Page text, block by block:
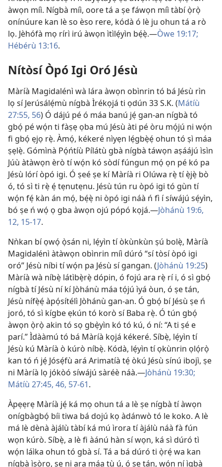
àwọn míì. Nígbà míì, oore tá a ṣe fáwọn míì tàbí ọ̀rọ̀
onínúure kan lè so èso rere, kódà ó lè ju ohun tá a rò
lọ. Jèhófà mọ rírì irú àwọn ìtìlẹ́yìn bẹ́ẹ̀.—Òwe 19:17;
Hébérù 13:16.
Nítòsí Òpó Igi Oró Jésù
Màríà Magidalénì wà lára àwọn obìnrin tó bá Jésù rìn
lọ sí Jerúsálẹ́mù nígbà Ìrékọjá ti ọdún 33 S.K. (Mátíù
27:55, 56) Ó dájú pé ó máa banú jẹ́ gan-an nígbà tó
gbọ́ pé wọ́n ti fàṣẹ ọba mú Jésù àti pé òru mọ́jú ni wọ́n
fi gbọ́ ẹjọ rẹ̀. Àmọ́, kékeré nìyẹn lẹ́gbẹ̀ẹ́ ohun tó ṣì máa
ṣẹlẹ̀. Gómìnà Pọ́ńtíù Pílátù gbà nígbà táwọn aṣáájú ìsìn
Júù àtàwọn èrò tí wọ́n kó sòdí fúngun mọ́ ọn pé kó pa
Jésù lórí òpó igi. Ó ṣeé ṣe kí Màríà ri Olúwa rẹ̀ tí ẹ̀jẹ̀ bò
ó, tó sì ti rẹ̀ ẹ́ tẹnutẹnu. Jésù tún ru òpó igi tó gùn tí
wọ́n fẹ́ kàn án mọ́, bẹ́ẹ̀ ni òpó igi náà ń fì í síwájú sẹ́yìn,
bó ṣe ń wọ́ ọ gba àwọn ojú pópó kọjá.—Jòhánù 19:6,
12, 15-17.
Nǹkan bí ọwọ́ ọ̀sán ni, lẹ́yìn tí òkùnkùn ṣú bolẹ̀, Màríà
Magidalénì àtàwọn obìnrin míì dúró “sí tòsí òpó igi
oró” Jésù níbi tí wọ́n pa Jésù sí gangan. (Jòhánù 19:25)
Màríà wà níbẹ̀ látìbẹ̀rẹ̀ dópin, ó fojú ara rẹ̀ rí i, ó sì gbọ́
nígbà tí Jésù ní kí Jòhánù máa tọ́jú ìyá òun, ó ṣe tán,
Jésù nífẹ̀ẹ́ àpọ́sítélì Jòhánù gan-an. Ó gbọ́ bí Jésù ṣe ń
joró, tó sì kígbe ẹkún tó korò sí Baba rẹ̀. Ó tún gbọ́
àwọn ọ̀rọ̀ akin tó sọ gbẹ̀yìn kó tó kú, ó ní: “A ti ṣé e
parí.” Ìdààmú tó bá Màríà kọjá kékeré. Síbẹ̀, lẹ́yìn tí
Jésù kú Màríà ò kúrò níbẹ̀. Kódà, lẹ́yìn tí ọkùnrin ọlọ́rọ̀
kan tó ń jẹ́ Jósẹ́fù ará Arimatíà tẹ́ òkú Jésù sínú ibojì, ṣe
ni Màríà lọ jókòó síwájú sàréè náà.—Jòhánù 19:30;
Mátíù 27:45, 46, 57-61.
Àpẹẹrẹ Màríà jẹ́ ká mọ ohun tá a lè ṣe nígbà tí àwọn
onígbàgbọ́ bíi tiwa bá dojú kọ àdánwò tó le koko. A lè
má lè dènà àjálù tàbí ká mú ìrora tí àjálù náà fà fún
wọn kúrò. Síbẹ̀, a lè fi àánú hàn sí wọn, ká sì dúró tì
wọ́n láìka ohun tó gbà sí. Tá a bá dúró ti ọ̀rẹ́ wa kan
nígbà ìṣòro, ṣe ni ara máa tù ú, ó ṣe tán, wọ́n ní ìgbà